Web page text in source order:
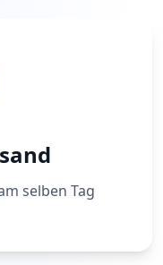
selben Tag